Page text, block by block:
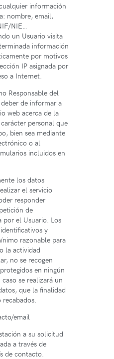
información
nombre, email,
NIE…
un Usuario visita
información
por motivos
IP asignada por
a Internet.
Responsable del
de informar a
web acerca de la
personal que
bien sea mediante
o al
incluidos en
los datos
el servicio
responder
de
por el Usuario. Los
y
razonable para
la actividad
no se recogen
en ningún
se realizará un
que la finalidad
recabados.
email
a su solicitud
a través de
de contacto.